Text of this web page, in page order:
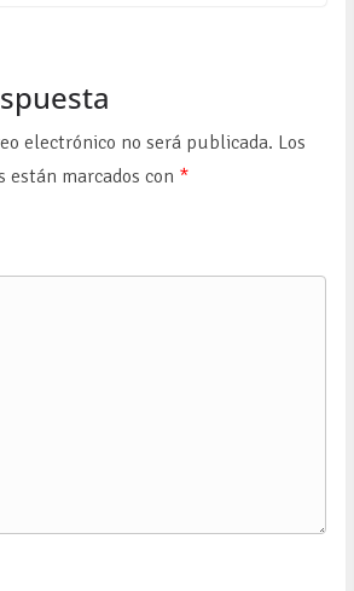
electrónico no será publicada. Los
están marcados con *